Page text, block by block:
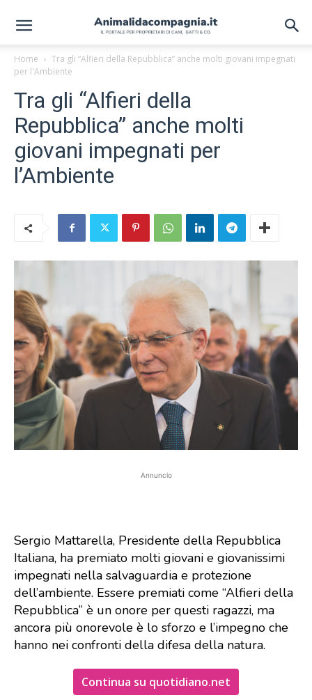
Home
Tra gli “Alfieri della Repubblica” anche molti giovani impegnati
per l'Ambiente
Tra gli “Alfieri della
Repubblica” anche molti
giovani impegnati per
l’Ambiente
Annuncio
Sergio Mattarella, Presidente della Repubblica
Italiana, ha premiato molti giovani e giovanissimi
impegnati nella salvaguardia e protezione
dell’ambiente. Essere premiati come “Alfieri della
Repubblica” è un onore per questi ragazzi, ma
ancora più onorevole è lo sforzo e l’impegno che
hanno nei confronti della difesa della natura.
Continua su quotidiano.net